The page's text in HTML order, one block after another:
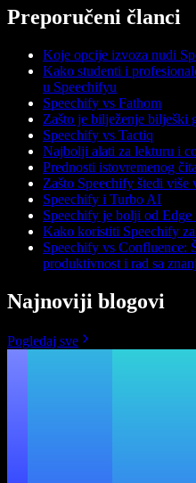
Preporučeni članci
Koje opcije izvoza nudi
Kako studenti i
u Speechifyu
Speechify vs Fathom
Zašto je bilježenje bilješki
Speechify vs Tactiq
Najbolji alati za lekturu i
Prednosti istovremenog
Zašto Speechify štedi više
Speechify i Turbo AI
Speechify je bolji od
Kako koristiti Speechify
Speechify vs Confluence:
produktivnost i rad sa
Najnoviji blogovi
Pogledaj sve